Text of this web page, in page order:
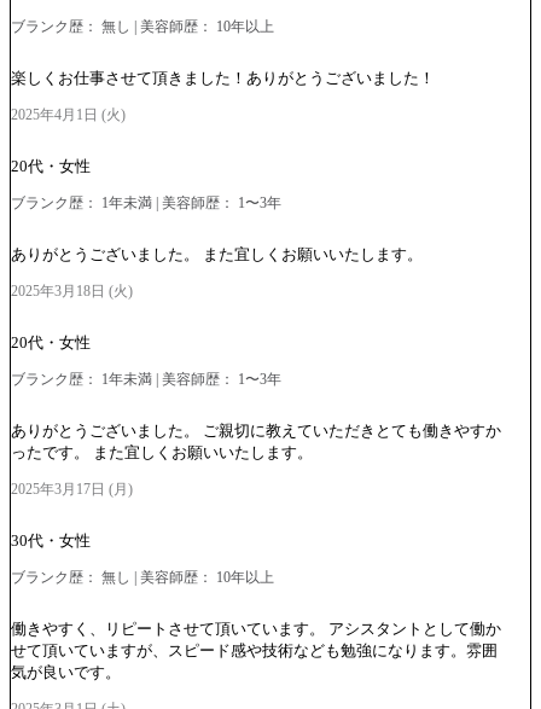
ブランク歴： 無し | 美容師歴： 10年以上
楽しくお仕事させて頂きました！ありがとうございました！
2025年4月1日 (火)
20代・女性
ブランク歴： 1年未満 | 美容師歴： 1〜3年
ありがとうございました。 また宜しくお願いいたします。
2025年3月18日 (火)
20代・女性
ブランク歴： 1年未満 | 美容師歴： 1〜3年
ありがとうございました。 ご親切に教えていただきとても働きやすか
ったです。 また宜しくお願いいたします。
2025年3月17日 (月)
30代・女性
ブランク歴： 無し | 美容師歴： 10年以上
働きやすく、リピートさせて頂いています。 アシスタントとして働か
せて頂いていますが、スピード感や技術なども勉強になります。雰囲
気が良いです。